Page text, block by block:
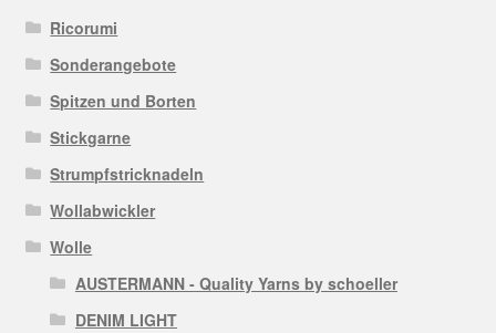
Ricorumi
Sonderangebote
Spitzen und Borten
Stickgarne
Strumpfstricknadeln
Wollabwickler
Wolle
AUSTERMANN - Quality Yarns by schoeller
DENIM LIGHT